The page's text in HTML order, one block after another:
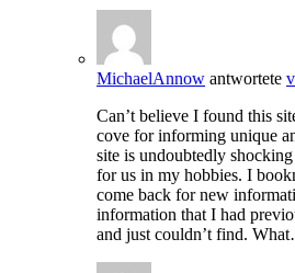
MichaelAnnow antwortete
Can’t believe I found this
cove for informing unique
site is undoubtedly
for us in my hobbies. I
come back for new
information that I had
and just couldn’t find.